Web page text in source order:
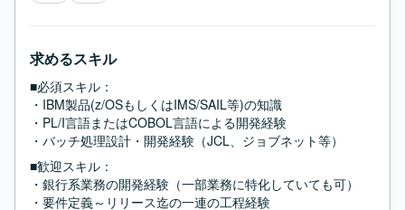
求めるスキル
■必須スキル：
・IBM製品(z/OSもしくはIMS/SAIL等)の知識
・PL/I言語またはCOBOL言語による開発経験
・バッチ処理設計・開発経験（JCL、ジョブネット等）
■歓迎スキル：
・銀行系業務の開発経験（一部業務に特化していても可）
・要件定義～リリース迄の一連の工程経験